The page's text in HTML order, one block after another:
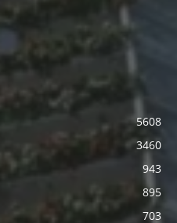
5608
3460
943
895
703